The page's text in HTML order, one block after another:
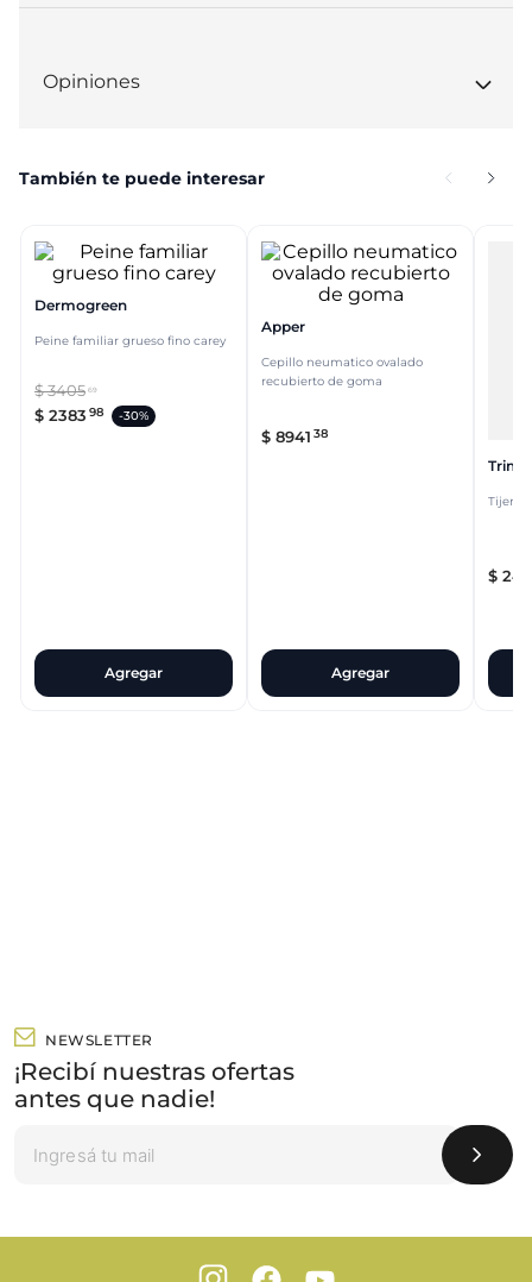
Opiniones
También te puede interesar
Dermogreen
Peine familiar grueso fino carey
$3405 69
$ 2383 98 -30%
Agregar
Apper
Cepillo neumatico ovalado
recubierto de goma
$ 8941 38
Agregar
Trim
Tijera
$ 24
NEWSLETTER
¡Recibí nuestras ofertas
antes que nadie!